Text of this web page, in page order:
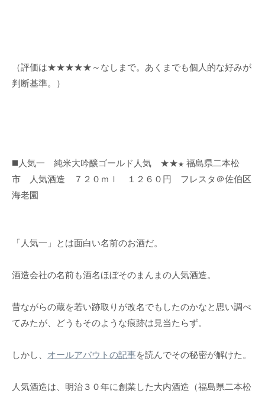
（評価は★★★★★～なしまで。あくまでも個人的な好みが
判断基準。）
◼️人気一 純米大吟醸ゴールド人気 ★★★ 福島県二本松
市 人気酒造 ７２０ｍｌ １２６０円 フレスタ＠佐伯区
海老園
「人気一」とは面白い名前のお酒だ。
酒造会社の名前も酒名ほぼそのまんまの人気酒造。
昔ながらの蔵を若い跡取りが改名でもしたのかなと思い調べ
てみたが、どうもそのような痕跡は見当たらず。
しかし、 オールアバウトの記事を読んでその秘密が解けた。
人気酒造は、明治３０年に創業した大内酒造（福島県二本松